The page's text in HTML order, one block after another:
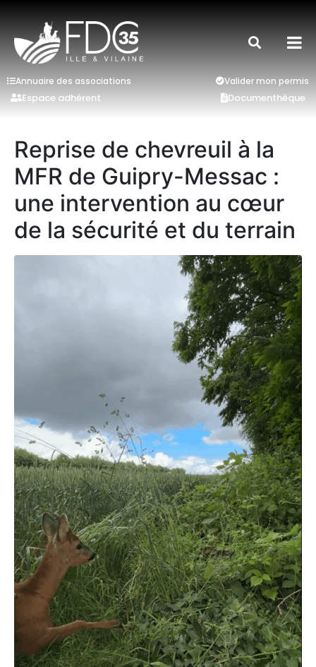
Annuaire des associations Valider mon permis
Espace adhérent Documenthèque
Reprise de chevreuil à la
MFR de Guipry-Messac :
une intervention au cœur
de la sécurité et du terrain